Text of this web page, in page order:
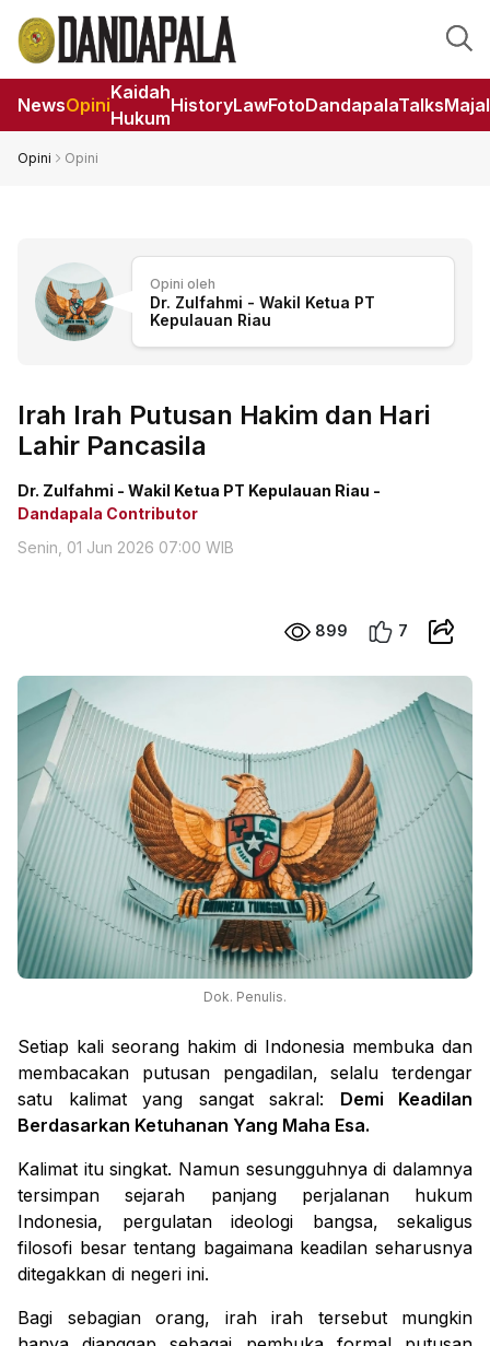
NewsOpini
Kaidah
Hukum
HistoryLawFotoDandapalaTalks
Opini Opini
Opini oleh
Dr. Zulfahmi - Wakil Ketua PT
Kepulauan Riau
Irah Irah Putusan Hakim dan Hari
Lahir Pancasila
Dr. Zulfahmi - Wakil Ketua PT Kepulauan Riau -
Dandapala Contributor
Senin, 01 Jun 2026 07:00 WIB
899 7
Dok. Penulis.
Setiap kali seorang hakim di Indonesia membuka dan
membacakan putusan pengadilan, selalu terdengar
satu kalimat yang sangat sakral:
Demi Keadilan
Berdasarkan Ketuhanan Yang Maha Esa.
Kalimat itu singkat. Namun sesungguhnya di dalamnya
tersimpan sejarah panjang perjalanan hukum
Indonesia, pergulatan ideologi bangsa, sekaligus
filosofi besar tentang bagaimana keadilan seharusnya
ditegakkan di negeri ini.
Bagi sebagian orang, irah irah tersebut mungkin